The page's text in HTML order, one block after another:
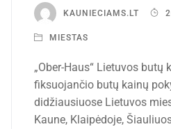
KAUNIECIAMS.LT
MIESTAS
„Ober-Haus“ Lietuvos butų
fiksuojančio butų kainų
didžiausiuose Lietuvos
Kaune, Klaipėdoje,